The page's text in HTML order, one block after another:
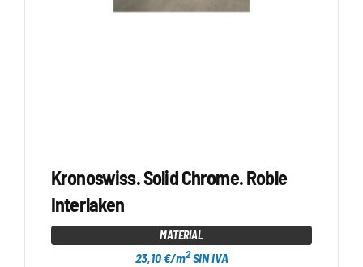
Kronoswiss. Solid Chrome. Roble
Interlaken
MATERIAL
23,10 €/m2SIN IVA